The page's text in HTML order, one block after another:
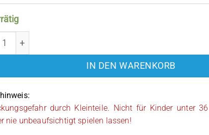
IN DEN WARENKORB
durch Kleinteile. Nicht für Kinder unter
nie unbeaufsichtigt spielen lassen!